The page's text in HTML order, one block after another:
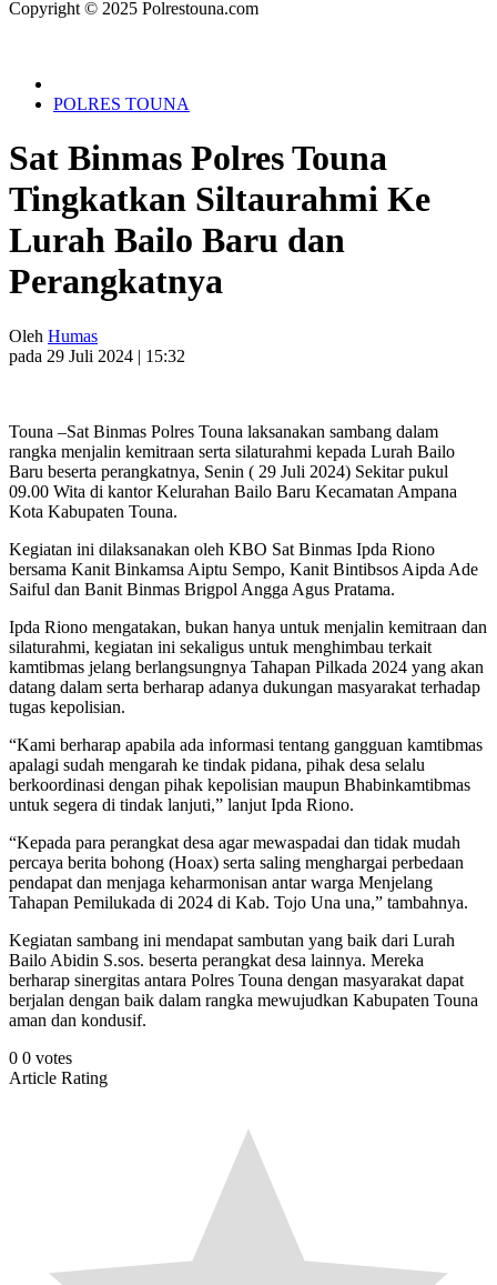
Copyright © 2025 Polrestouna.com
POLRES TOUNA
Sat Binmas Polres Touna
Tingkatkan Siltaurahmi Ke
Lurah Bailo Baru dan
Perangkatnya
Oleh Humas
pada 29 Juli 2024 | 15:32
Touna –Sat Binmas Polres Touna laksanakan sambang dalam
rangka menjalin kemitraan serta silaturahmi kepada Lurah Bailo
Baru beserta perangkatnya, Senin ( 29 Juli 2024) Sekitar pukul
09.00 Wita di kantor Kelurahan Bailo Baru Kecamatan Ampana
Kota Kabupaten Touna.
Kegiatan ini dilaksanakan oleh KBO Sat Binmas Ipda Riono
bersama Kanit Binkamsa Aiptu Sempo, Kanit Bintibsos Aipda Ade
Saiful dan Banit Binmas Brigpol Angga Agus Pratama.
Ipda Riono mengatakan, bukan hanya untuk menjalin kemitraan dan
silaturahmi, kegiatan ini sekaligus untuk menghimbau terkait
kamtibmas jelang berlangsungnya Tahapan Pilkada 2024 yang akan
datang dalam serta berharap adanya dukungan masyarakat terhadap
tugas kepolisian.
“Kami berharap apabila ada informasi tentang gangguan kamtibmas
apalagi sudah mengarah ke tindak pidana, pihak desa selalu
berkoordinasi dengan pihak kepolisian maupun Bhabinkamtibmas
untuk segera di tindak lanjuti,” lanjut Ipda Riono.
“Kepada para perangkat desa agar mewaspadai dan tidak mudah
percaya berita bohong (Hoax) serta saling menghargai perbedaan
pendapat dan menjaga keharmonisan antar warga Menjelang
Tahapan Pemilukada di 2024 di Kab. Tojo Una una,” tambahnya.
Kegiatan sambang ini mendapat sambutan yang baik dari Lurah
Bailo Abidin S.sos. beserta perangkat desa lainnya. Mereka
berharap sinergitas antara Polres Touna dengan masyarakat dapat
berjalan dengan baik dalam rangka mewujudkan Kabupaten Touna
aman dan kondusif.
0 0 votes
Article Rating